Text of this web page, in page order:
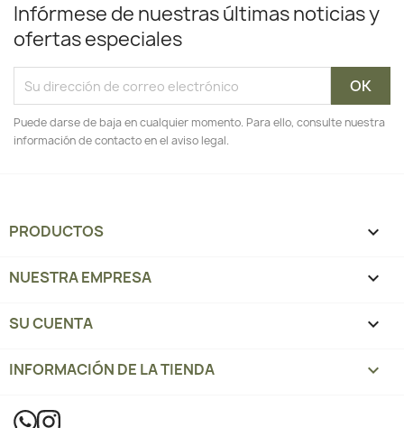
Infórmese de nuestras últimas noticias y
ofertas especiales
Puede darse de baja en cualquier momento. Para ello, consulte nuestra
información de contacto en el aviso legal.
PRODUCTOS 
NUESTRA EMPRESA 
SU CUENTA 
INFORMACIÓN DE LA TIENDA keyboard_arrow_down